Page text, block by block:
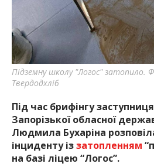
Підземну школу "Логос" затопило.
Твердодхліб
Під час брифінгу
Запорізької обласної
Людмила Бухаріна
інциденту іззатопленням
на базі ліцею “Логос”.